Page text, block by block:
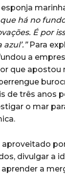
há no
É por
Para
a
que apostou
de três anos
o mar
divulgar a
a